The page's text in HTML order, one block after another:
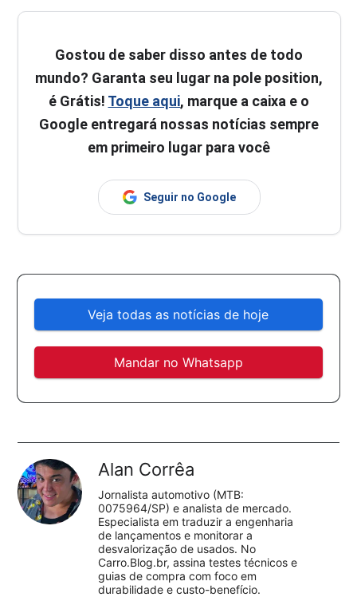
Gostou de saber disso antes de todo
mundo? Garanta seu lugar na pole position,
é Grátis! Toque aqui, marque a caixa e o
Google entregará nossas notícias sempre
em primeiro lugar para você
Seguir no Google
Veja todas as notícias de hoje
Mandar no Whatsapp
Alan Corrêa
Jornalista automotivo (MTB:
0075964/SP) e analista de mercado.
Especialista em traduzir a engenharia
de lançamentos e monitorar a
desvalorização de usados. No
Carro.Blog.br, assina testes técnicos e
guias de compra com foco em
durabilidade e custo-benefício.